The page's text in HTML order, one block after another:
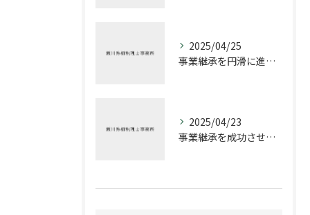
2025/04/25
事業継承を円滑に進めるための税理士の役割
2025/04/23
事業継承を成功させるための税務戦略